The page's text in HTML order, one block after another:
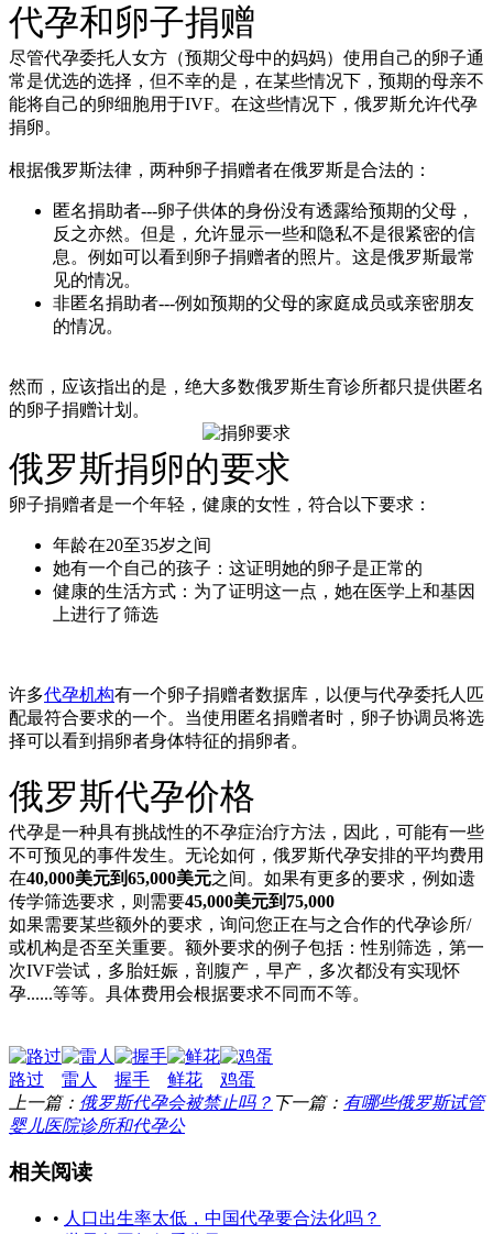
代孕和卵子捐赠
尽管代孕委托人女方（预期父母中的妈妈）使用自己的卵子通
常是优选的选择，但不幸的是，在某些情况下，预期的母亲不
能将自己的卵细胞用于IVF。在这些情况下，俄罗斯允许代孕
捐卵。
根据俄罗斯法律，两种卵子捐赠者在俄罗斯是合法的：
匿名捐助者---卵子供体的身份没有透露给预期的父母，
反之亦然。但是，允许显示一些和隐私不是很紧密的信
息。例如可以看到卵子捐赠者的照片。这是俄罗斯最常
见的情况。
非匿名捐助者---例如预期的父母的家庭成员或亲密朋友
的情况。
然而，应该指出的是，绝大多数俄罗斯生育诊所都只提供匿名
的卵子捐赠计划。
俄罗斯捐卵的要求
卵子捐赠者是一个年轻，健康的女性，符合以下要求：
年龄在20至35岁之间
她有一个自己的孩子：这证明她的卵子是正常的
健康的生活方式：为了证明这一点，她在医学上和基因
上进行了筛选
许多代孕机构有一个卵子捐赠者数据库，以便与代孕委托人匹
配最符合要求的一个。当使用匿名捐赠者时，卵子协调员将选
择可以看到捐卵者身体特征的捐卵者。
俄罗斯代孕价格
代孕是一种具有挑战性的不孕症治疗方法，因此，可能有一些
不可预见的事件发生。无论如何，俄罗斯代孕安排的平均费用
在40,000美元到65,000美元之间。如果有更多的要求，例如遗
传学筛选要求，则需要45,000美元到75,000
如果需要某些额外的要求，询问您正在与之合作的代孕诊所/
或机构是否至关重要。额外要求的例子包括：性别筛选，第一
次IVF尝试，多胎妊娠，剖腹产，早产，多次都没有实现怀
孕......等等。具体费用会根据要求不同而不等。
路过 雷人 握手 鲜花
鸡蛋
上一篇： 俄罗斯代孕会被禁止吗？ 下一篇： 有哪些俄罗斯试管
婴儿医院诊所和代孕公
相关阅读
• 人口出生率太低，中国代孕要合法化吗？